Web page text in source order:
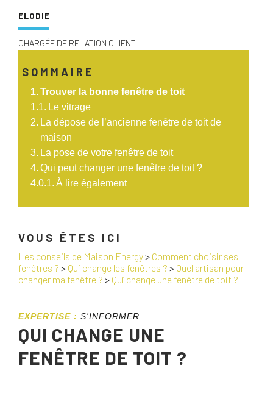
ELODIE
CHARGÉE DE RELATION CLIENT
SOMMAIRE
Trouver la bonne fenêtre de toit
Le vitrage
La dépose de l’ancienne fenêtre de toit de
maison
La pose de votre fenêtre de toit
Qui peut changer une fenêtre de toit ?
À lire également
VOUS ÊTES ICI
Les conseils de Maison Energy> Comment choisir ses
fenêtres ? > Qui change les fenêtres ? > Quel artisan pour
changer ma fenêtre ? > Qui change une fenêtre de toit ?
EXPERTISE : S'INFORMER
QUI CHANGE UNE
FENÊTRE DE TOIT ?